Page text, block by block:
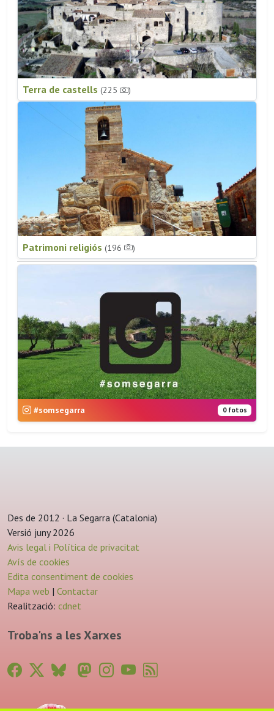
Terra de castells (225 )
Patrimoni religiós (196 )
#somsegarra 0 fotos
Des de 2012 · La Segarra (Catalonia)
Versió juny 2026
Avis legal i Política de privacitat
Avís de cookies
Edita consentiment de cookies
Mapa web | Contactar
Realització: cdnet
Troba'ns a les Xarxes